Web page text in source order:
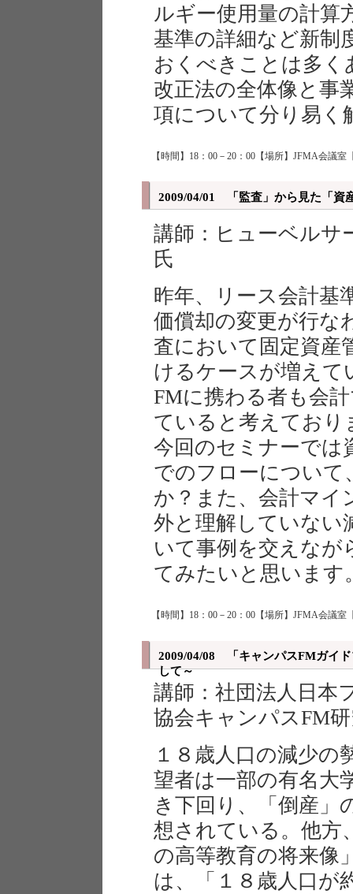
ルギー使用量の計算
基準の詳細など新制
おくべきことは多く
改正法の全体像と事
項について分り易く
【時間】18：00－20：00【場所】JFMA会議
2009/04/01 「監査」から見た「資
講師：ヒューベル
氏
昨年、リース会計基
価償却の変更が行な
査において固定資産
けるケースが増えて
FMに携わる者も会
ていると考えており
今回のセミナーでは
でのフローについて
か？また、会計マイ
外と理解していない
いて事例を交えなが
てみたいと思います
【時間】18：00－20：00【場所】JFMA会議
2009/04/08 「キャンパスFMガイ
して～
講師：社団法人日本
協会キャンパス
１８歳人口の減少の
望者は一部の有名大
き下回り、「倒産」
想されている。他方
の高等教育の将来像
は、「１８歳人口が